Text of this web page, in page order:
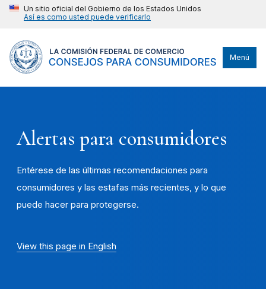
Un sitio oficial del Gobierno de los Estados Unidos
Así es como usted puede verificarlo
Menú
Alertas para consumidores
Entérese de las últimas recomendaciones para
consumidores y las estafas más recientes, y lo que
puede hacer para protegerse.
View this page in English